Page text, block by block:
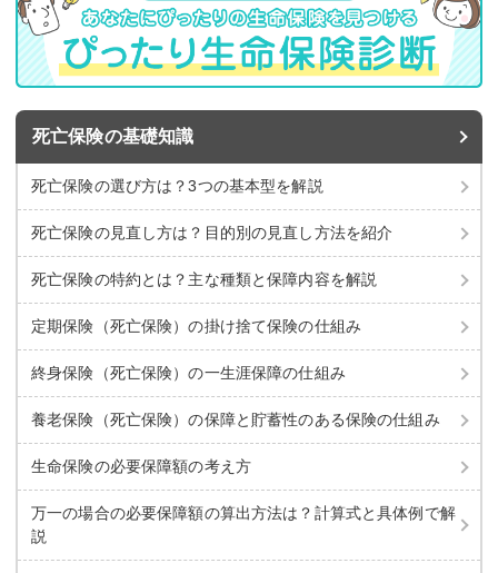
死亡保険の基礎知識
死亡保険の選び方は？3つの基本型を解説
死亡保険の見直し方は？目的別の見直し方法を紹介
死亡保険の特約とは？主な種類と保障内容を解説
定期保険（死亡保険）の掛け捨て保険の仕組み
終身保険（死亡保険）の一生涯保障の仕組み
養老保険（死亡保険）の保障と貯蓄性のある保険の仕組み
生命保険の必要保障額の考え方
万一の場合の必要保障額の算出方法は？計算式と具体例で解
説